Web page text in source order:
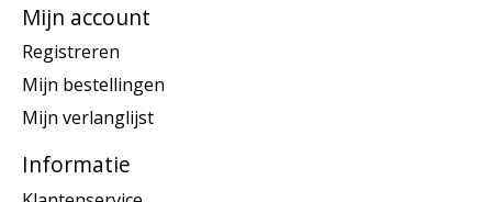
Mijn account
Registreren
Mijn bestellingen
Mijn verlanglijst
Informatie